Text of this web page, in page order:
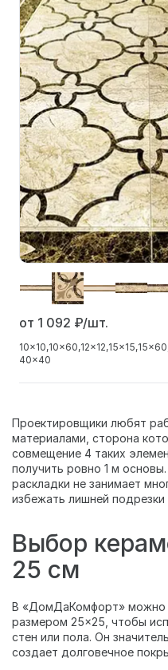
от 1 092 ₽/шт.
10x10 10x60 12x12 15x15 15x60
40x40
Проектировщики любят
материалами, сторона
совмещение 4 таких
получить ровно 1 м
раскладки не занимает
избежать лишней
Выбор
25 см
В «ДомДаКомфорт» можно
размером 25×25, чтобы
стен или пола. Он
создает долговечное